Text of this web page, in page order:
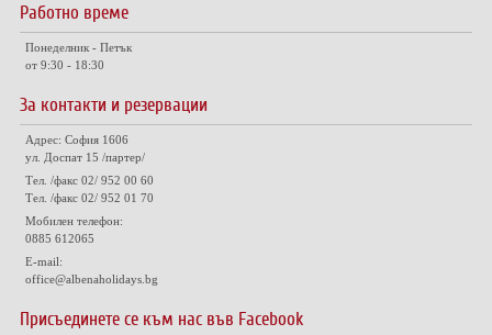
Работно време
Понеделник - Петък
от 9:30 - 18:30
За контакти и резервации
Адрес: София 1606
ул. Доспат 15 /партер/
Тел. /факс 02/ 952 00 60
Тел. /факс 02/ 952 01 70
Мобилен телефон:
0885 612065
E-mail:
office@albenaholidays.bg
Присъединете се към нас във Facebook